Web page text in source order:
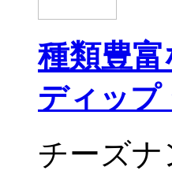
種類豊
ディップ
チーズ